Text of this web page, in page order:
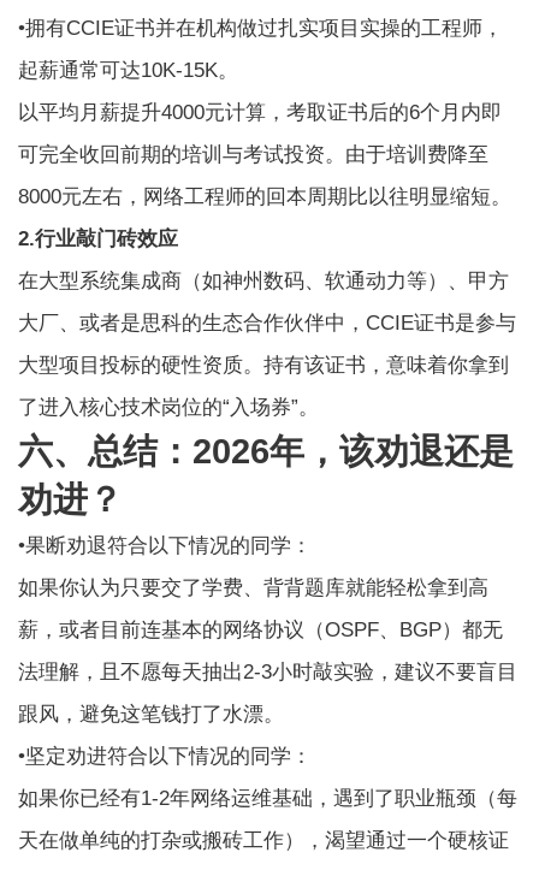
•拥有CCIE证书并在机构做过扎实项目实操的工程师，
起薪通常可达10K-15K。
以平均月薪提升4000元计算，考取证书后的6个月内即
可完全收回前期的培训与考试投资。由于培训费降至
8000元左右，网络工程师的回本周期比以往明显缩短。
2.行业敲门砖效应
在大型系统集成商（如神州数码、软通动力等）、甲方
大厂、或者是思科的生态合作伙伴中，CCIE证书是参与
大型项目投标的硬性资质。持有该证书，意味着你拿到
了进入核心技术岗位的“入场券”。
六、总结：2026年，该劝退还是
劝进？
•果断劝退符合以下情况的同学：
如果你认为只要交了学费、背背题库就能轻松拿到高
薪，或者目前连基本的网络协议（OSPF、BGP）都无
法理解，且不愿每天抽出2-3小时敲实验，建议不要盲目
跟风，避免这笔钱打了水漂。
•坚定劝进符合以下情况的同学：
如果你已经有1-2年网络运维基础，遇到了职业瓶颈（每
天在做单纯的打杂或搬砖工作），渴望通过一个硬核证